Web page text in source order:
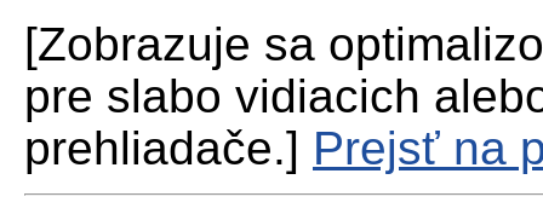
[Zobrazuje sa
pre slabo vidiacich
prehliadače.] Prejsť na